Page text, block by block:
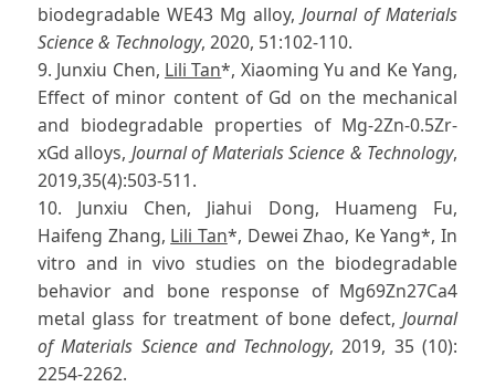
biodegradable WE43 Mg alloy,Journal of Materials
Science & Technology, 2020, 51:102-110.
9. Junxiu Chen, Lili Tan*, Xiaoming Yu and Ke Yang,
Effect of minor content of Gd on the mechanical
and biodegradable properties of Mg-2Zn-0.5Zr-
xGd alloys, Journal of Materials Science & Technology,
2019,35(4):503-511.
10. Junxiu Chen, Jiahui Dong, Huameng Fu,
Haifeng Zhang, Lili Tan*, Dewei Zhao, Ke Yang*, In
vitro and in vivo studies on the biodegradable
behavior and bone response of Mg69Zn27Ca4
metal glass for treatment of bone defect,Journal
of Materials Science and Technology, 2019, 35 (10):
2254-2262.